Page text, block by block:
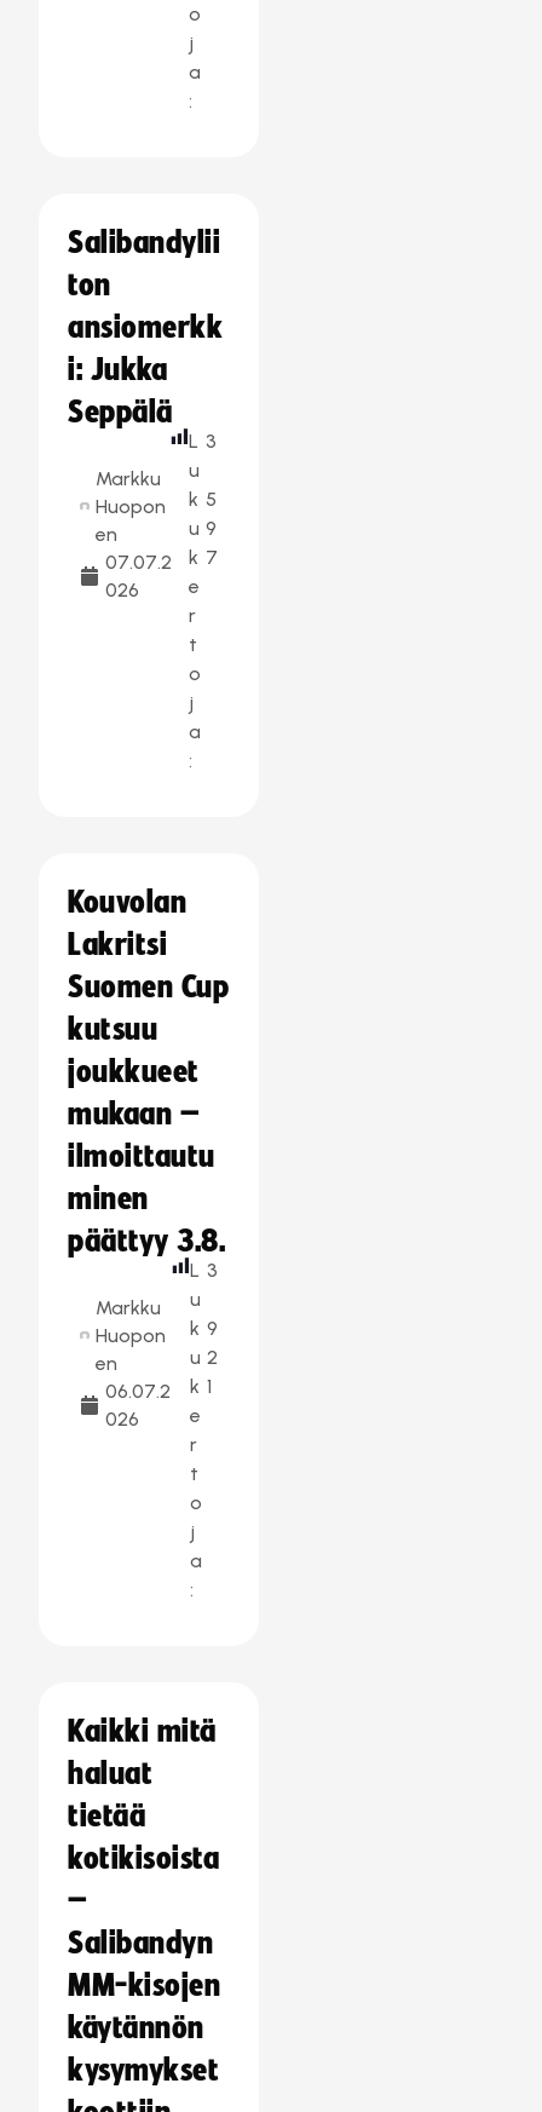
o
j
a
:
Salibandylii
ton
ansiomerkk
i: Jukka
Seppälä
Markku
Huopon
en
07.07.2
026
L
u
k
u
k
e
r
t
o
j
a
:
3
5
9
7
Kouvolan
Lakritsi
Suomen Cup
kutsuu
joukkueet
mukaan –
ilmoittautu
minen
päättyy 3.8.
Markku
Huopon
en
06.07.2
026
L
u
k
u
k
e
r
t
o
j
a
:
3
9
2
1
Kaikki mitä
haluat
tietää
kotikisoista
–
Salibandyn
MM-kisojen
käytännön
kysymykset